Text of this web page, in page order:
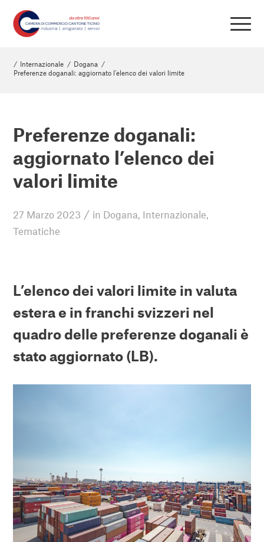
/ Internazionale / Dogana /
Preferenze doganali: aggiornato l’elenco dei valori limite
Preferenze doganali:
aggiornato l’elenco dei
valori limite
27 Marzo 2023 / in Dogana, Internazionale,
Tematiche
L’elenco dei valori limite in valuta
estera e in franchi svizzeri nel
quadro delle preferenze doganali è
stato aggiornato (LB).